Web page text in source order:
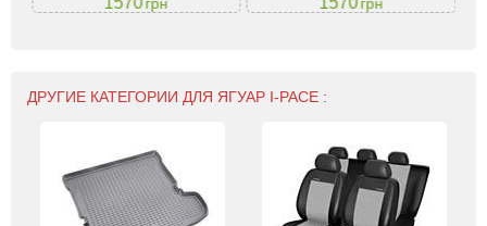
ДРУГИЕ КАТЕГОРИИ ДЛЯ ЯГУАР I-PACE :